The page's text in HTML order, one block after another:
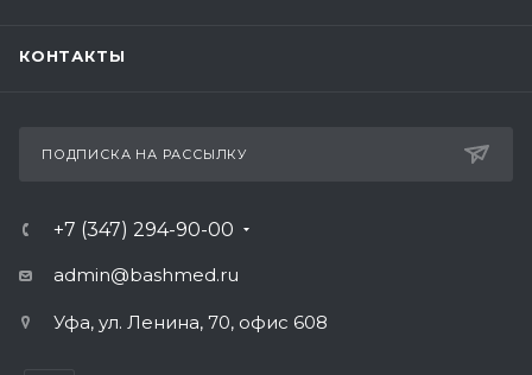
КОНТАКТЫ
ПОДПИСКА НА РАССЫЛКУ
+7 (347) 294-90-00
admin@bashmed.ru
Уфа, ул. Ленина, 70, офис 608